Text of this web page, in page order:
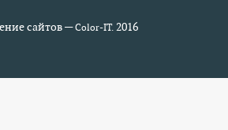
сайтов —Color-IT.2016